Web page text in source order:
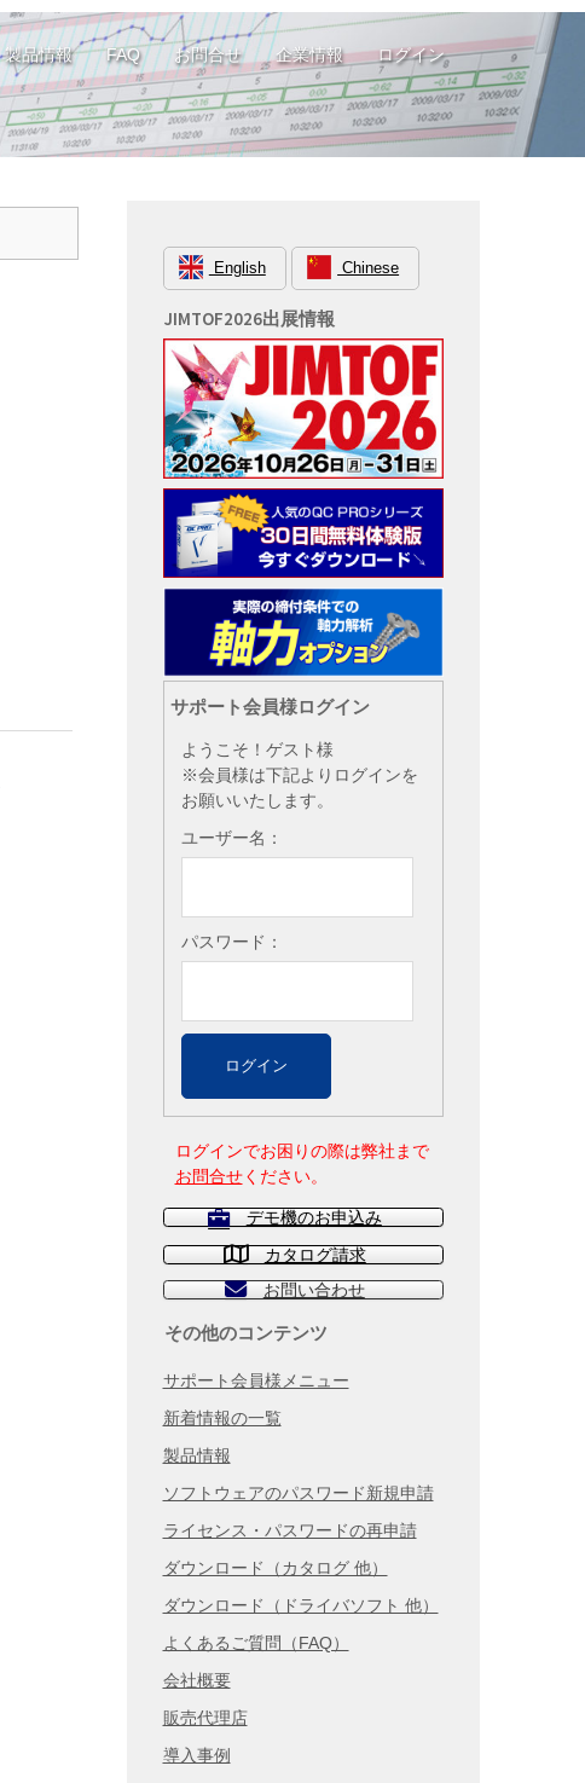
製品情報 FAQ お問合せ 企業情報 ログイン
English Chinese
JIMTOF2026出展情報
サポート会員様ログイン
ようこそ！ゲスト様
※会員様は下記よりログインを
お願いいたします。
ユーザー名：
パスワード：
ログインでお困りの際は弊社まで
お問合せください。
デモ機のお申込み
カタログ請求
お問い合わせ
その他のコンテンツ
サポート会員様メニュー
新着情報の一覧
製品情報
ソフトウェアのパスワード新規申請
ライセンス・パスワードの再申請
ダウンロード（カタログ 他）
ダウンロード（ドライバソフト 他）
よくあるご質問（FAQ）
会社概要
販売代理店
導入事例